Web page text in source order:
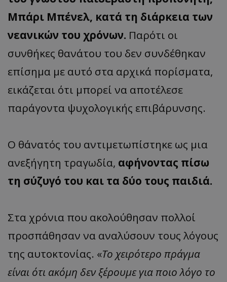
Μπάρι Μπένελ, κατά τη διάρκεια των
νεανικών του χρόνων. Παρότι οι
συνθήκες θανάτου του δεν συνδέθηκαν
επίσημα με αυτό στα αρχικά πορίσματα,
εικάζεται ότι μπορεί να αποτέλεσε
παράγοντα ψυχολογικής επιβάρυνσης.
Ο θάνατός του αντιμετωπίστηκε ως μια
ανεξήγητη τραγωδία, αφήνοντας πίσω
τη σύζυγό του και τα δύο τους παιδιά.
Στα χρόνια που ακολούθησαν πολλοί
προσπάθησαν να αναλύσουν τους λόγους
της αυτοκτονίας. «Το χειρότερο πράγμα
είναι ότι ακόμη δεν ξέρουμε για ποιο λόγο το